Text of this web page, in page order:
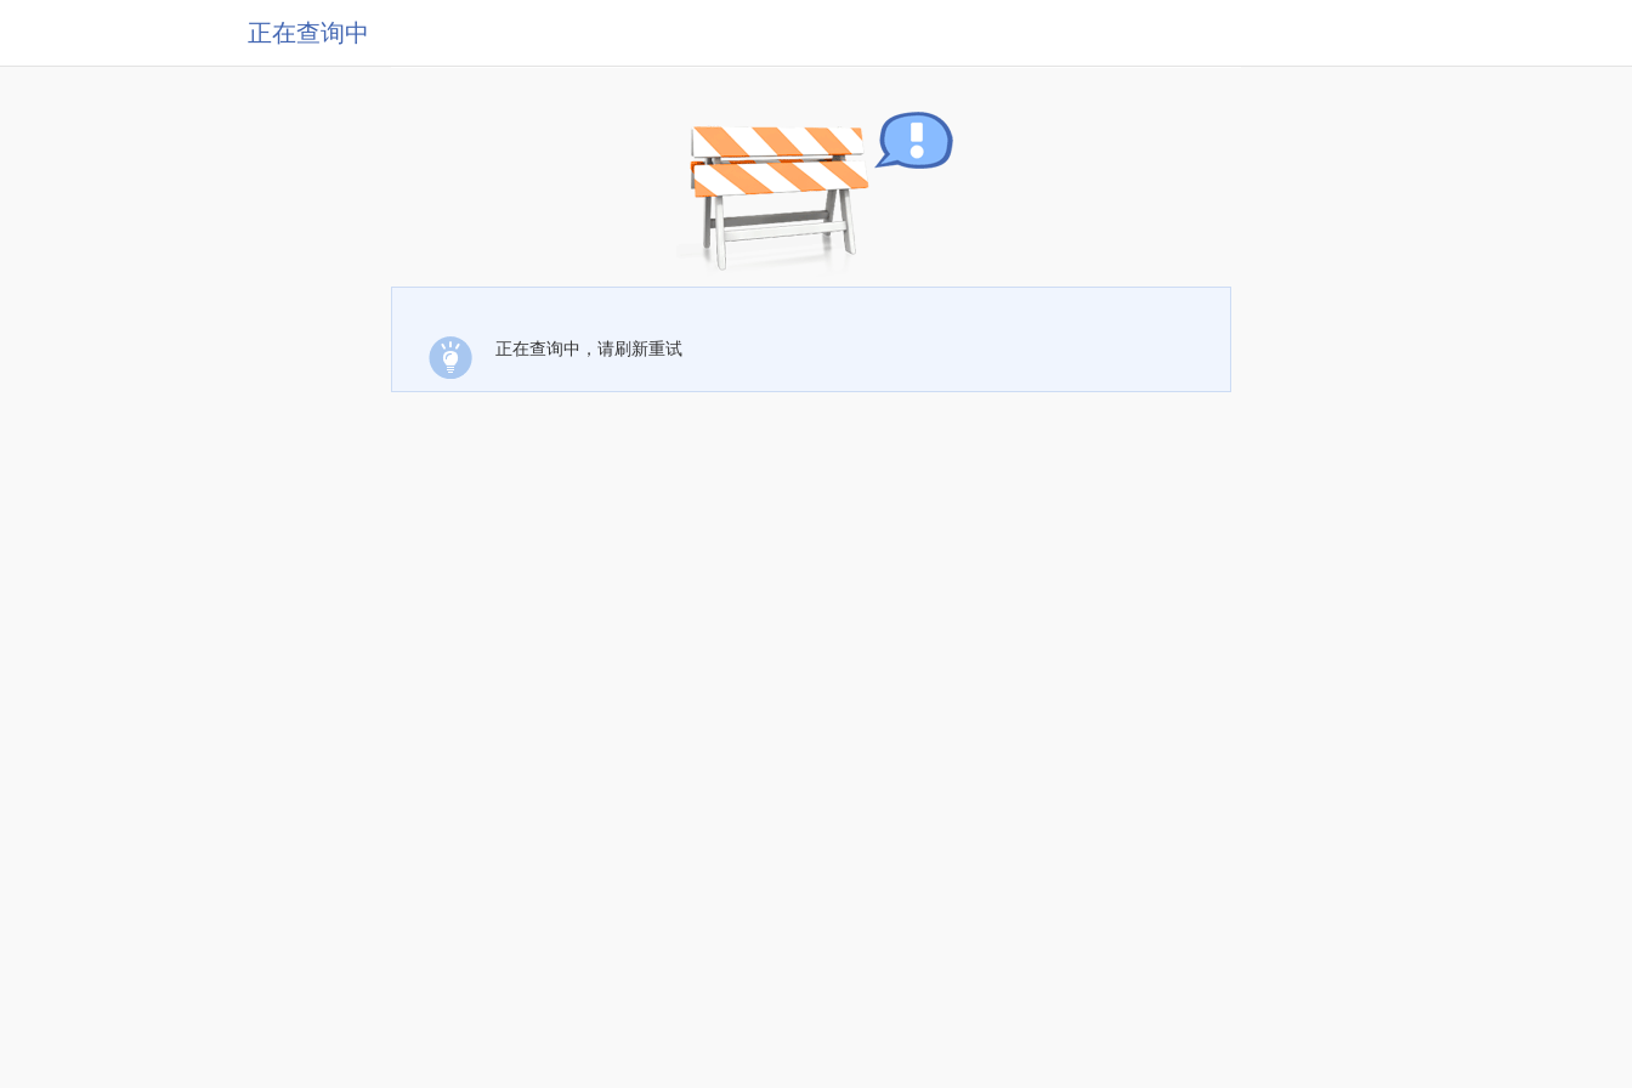
正在查询中
正在查询中，请刷新重试